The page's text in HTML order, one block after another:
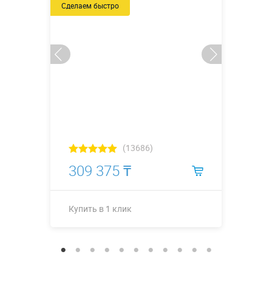
Сделаем быстро
(13686)
309 375 ₸
Купить в 1 клик